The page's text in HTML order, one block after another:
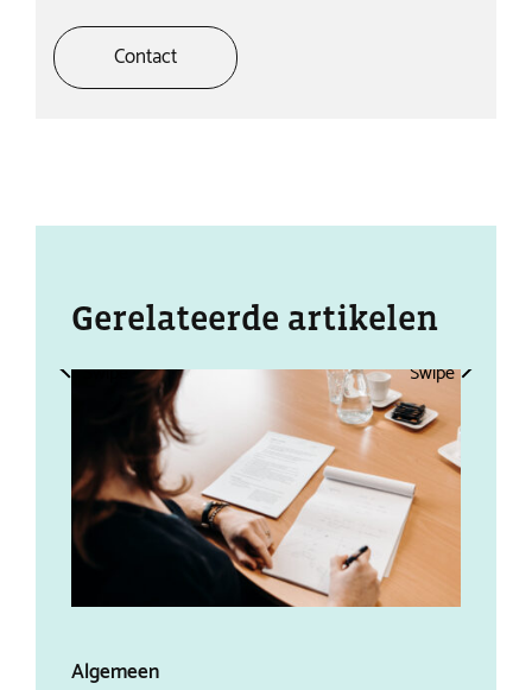
Contact
Gerelateerde artikelen
Algemeen
Swipe Swipe